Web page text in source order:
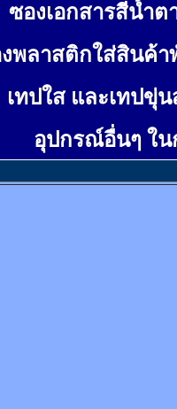
ซองเอกสารสีน้ำต
พลาสติกใส่สินค้า
เทปใส และเทปขุ่
อุปกรณ์อื่นๆ ใ